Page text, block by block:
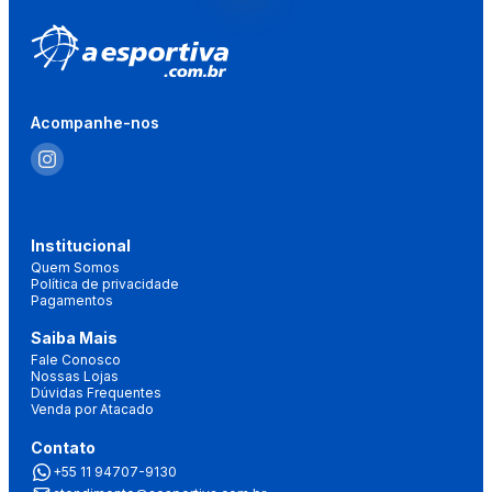
Acompanhe-nos
Institucional
Quem Somos
Política de privacidade
Pagamentos
Saiba Mais
Fale Conosco
Nossas Lojas
Dúvidas Frequentes
Venda por Atacado
Contato
+55 11 94707-9130